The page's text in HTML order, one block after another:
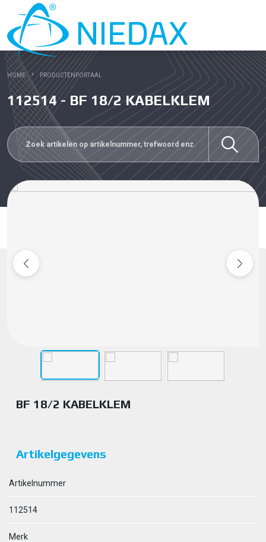
HOME PRODUCTENPORTAAL
112514 - BF 18/2 KABELKLEM
BF 18/2 KABELKLEM
Artikelgegevens
Artikelnummer
112514
Merk